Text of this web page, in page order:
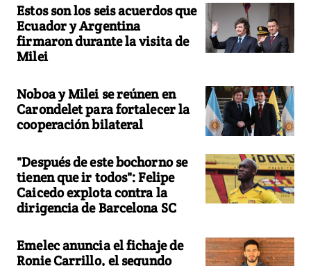
Estos son los seis acuerdos que
Ecuador y Argentina
firmaron durante la visita de
Milei
Noboa y Milei se reúnen en
Carondelet para fortalecer la
cooperación bilateral
"Después de este bochorno se
tienen que ir todos": Felipe
Caicedo explota contra la
dirigencia de Barcelona SC
Emelec anuncia el fichaje de
Ronie Carrillo, el segundo